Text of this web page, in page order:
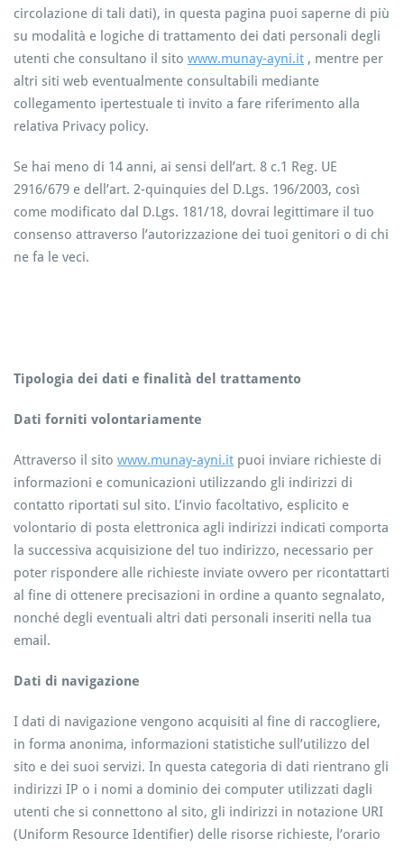
circolazione di tali dati), in questa pagina puoi saperne di più
su modalità e logiche di trattamento dei dati personali degli
utenti che consultano il sito www.munay-ayni.it , mentre per
altri siti web eventualmente consultabili mediante
collegamento ipertestuale ti invito a fare riferimento alla
relativa Privacy policy.
Se hai meno di 14 anni, ai sensi dell’art. 8 c.1 Reg. UE
2916/679 e dell’art. 2-quinquies del D.Lgs. 196/2003, così
come modificato dal D.Lgs. 181/18, dovrai legittimare il tuo
consenso attraverso l’autorizzazione dei tuoi genitori o di chi
ne fa le veci.
Tipologia dei dati e finalità del trattamento
Dati forniti volontariamente
Attraverso il sito www.munay-ayni.it puoi inviare richieste di
informazioni e comunicazioni utilizzando gli indirizzi di
contatto riportati sul sito. L’invio facoltativo, esplicito e
volontario di posta elettronica agli indirizzi indicati comporta
la successiva acquisizione del tuo indirizzo, necessario per
poter rispondere alle richieste inviate ovvero per ricontattarti
al fine di ottenere precisazioni in ordine a quanto segnalato,
nonché degli eventuali altri dati personali inseriti nella tua
email.
Dati di navigazione
I dati di navigazione vengono acquisiti al fine di raccogliere,
in forma anonima, informazioni statistiche sull’utilizzo del
sito e dei suoi servizi. In questa categoria di dati rientrano gli
indirizzi IP o i nomi a dominio dei computer utilizzati dagli
utenti che si connettono al sito, gli indirizzi in notazione URI
(Uniform Resource Identifier) delle risorse richieste, l’orario